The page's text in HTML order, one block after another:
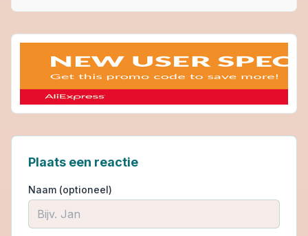
Plaats een reactie
Naam (optioneel)